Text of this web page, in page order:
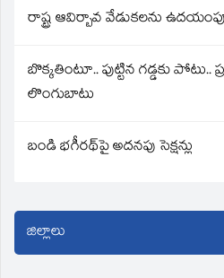
రాష్ట్ర ఆవిర్బావ వేడుకలను
బొక్కతింటూ.. పుట్టిన గడ్డకు పోటు..
లొంగుబాటు
బండి భగీరథ్‌పై అదనపు సెక్షన్లు